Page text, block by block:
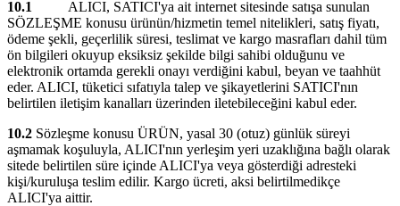
10.1
ALICI, SATICI'ya ait internet sitesinde satışa sunulan
SÖZLEŞME konusu ürünün/hizmetin temel nitelikleri, satış fiyatı,
ödeme şekli, geçerlilik süresi, teslimat ve kargo masrafları dahil tüm
ön bilgileri okuyup eksiksiz şekilde bilgi sahibi olduğunu ve
elektronik ortamda gerekli onayı verdiğini kabul, beyan ve taahhüt
eder. ALICI, tüketici sıfatıyla talep ve şikayetlerini SATICI'nın
belirtilen iletişim kanalları üzerinden iletebileceğini kabul eder.
10.2 Sözleşme konusu ÜRÜN, yasal 30 (otuz) günlük süreyi
aşmamak koşuluyla, ALICI'nın yerleşim yeri uzaklığına bağlı olarak
sitede belirtilen süre içinde ALICI'ya veya gösterdiği adresteki
kişi/kuruluşa teslim edilir. Kargo ücreti, aksi belirtilmedikçe
ALICI'ya aittir.